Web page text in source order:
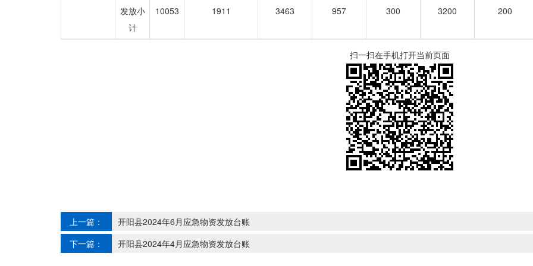
发放小
计
10053 1911 3463 957 300 3200 200
扫一扫在手机打开当前页面
上一篇：
开阳县2024年6月应急物资发放台账
下一篇：
开阳县2024年4月应急物资发放台账